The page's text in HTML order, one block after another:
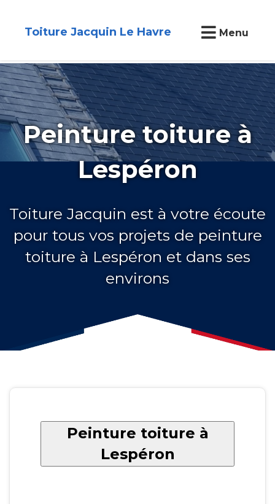
Toiture Jacquin Le Havre Menu
Peinture toiture à
Lespéron
Toiture Jacquin est à votre écoute
pour tous vos projets de peinture
toiture à Lespéron et dans ses
environs
Peinture toiture à
Lespéron